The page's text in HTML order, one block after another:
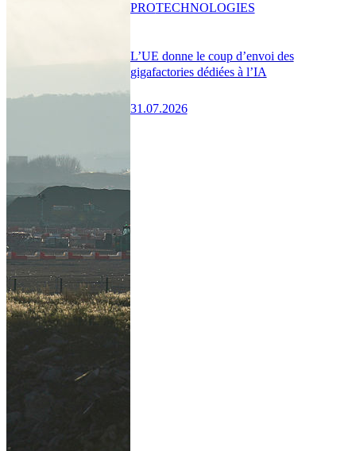
L’UE donne le coup d’envoi des
gigafactories dédiées à l’IA
31.07.2026
PROTECHNOLOGIES